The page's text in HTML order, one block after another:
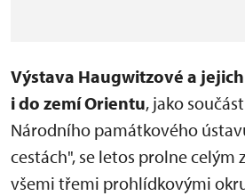
Výstava Haugwitzové a
i do zemí Orientu, jako
Národního památkového
cestách", se letos prolne celým
všemi třemi prohlídkovými